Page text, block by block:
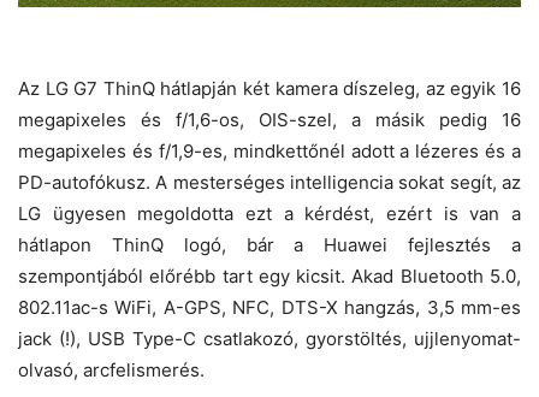
Az LG G7 ThinQ hátlapján két kamera díszeleg, az egyik 16
megapixeles és f/1,6-os, OIS-szel, a másik pedig 16
megapixeles és f/1,9-es, mindkettőnél adott a lézeres és a
PD-autofókusz. A mesterséges intelligencia sokat segít, az
LG ügyesen megoldotta ezt a kérdést, ezért is van a
hátlapon ThinQ logó, bár a Huawei fejlesztés a
szempontjából előrébb tart egy kicsit. Akad Bluetooth 5.0,
802.11ac-s WiFi, A-GPS, NFC, DTS-X hangzás, 3,5 mm-es
jack (!), USB Type-C csatlakozó, gyorstöltés, ujjlenyomat-
olvasó, arcfelismerés.